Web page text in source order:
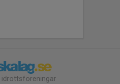
idrottsföreningar